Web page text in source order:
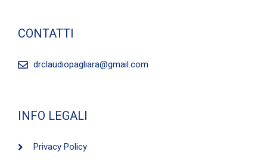
CONTATTI
drclaudiopagliara@gmail.com
INFO LEGALI
Privacy Policy